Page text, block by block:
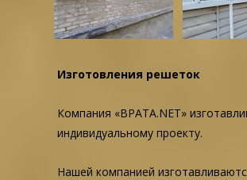
Изготовления решеток
Компания «ВРАТА.NET»
индивидуальному проекту.
Нашей компанией